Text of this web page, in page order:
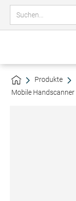
Produkte
Mobile Handscanner